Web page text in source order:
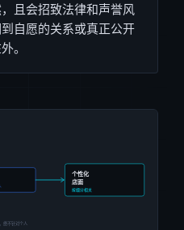
且会招致法律和声誉风
自愿的关系或真正公开
。